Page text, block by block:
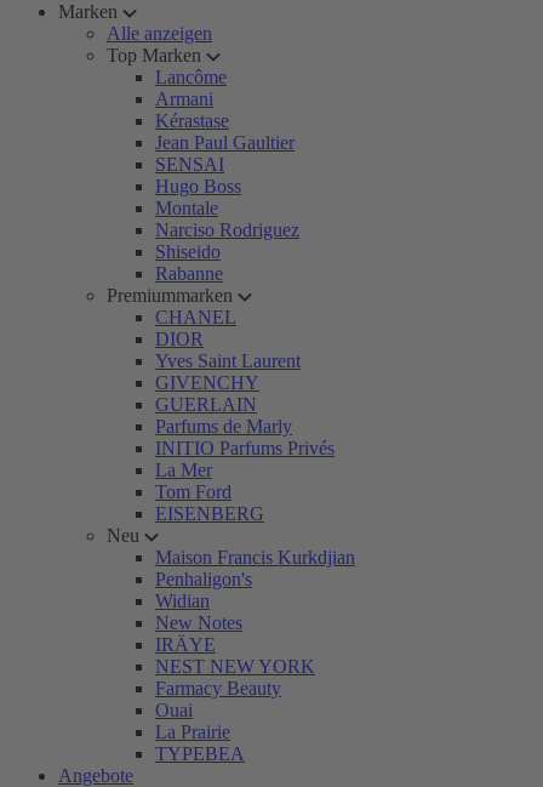
Marken
Alle anzeigen
Top Marken
Lancôme
Armani
Kérastase
Jean Paul Gaultier
SENSAI
Hugo Boss
Montale
Narciso Rodriguez
Shiseido
Rabanne
Premiummarken
CHANEL
DIOR
Yves Saint Laurent
GIVENCHY
GUERLAIN
Parfums de Marly
INITIO Parfums Privés
La Mer
Tom Ford
EISENBERG
Neu
Maison Francis Kurkdjian
Penhaligon's
Widian
New Notes
IRÄYE
NEST NEW YORK
Farmacy Beauty
Ouai
La Prairie
TYPEBEA
Angebote